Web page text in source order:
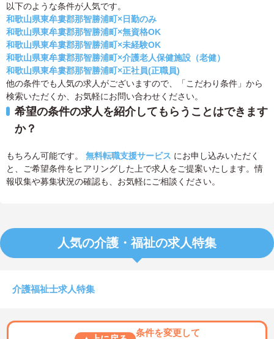
以下のような条件が人気です。
和歌山県東牟婁郡那智勝浦町×日勤のみ
和歌山県東牟婁郡那智勝浦町×無資格OK
和歌山県東牟婁郡那智勝浦町×未経験OK
和歌山県東牟婁郡那智勝浦町×介護老人保健施設（老健）
和歌山県東牟婁郡那智勝浦町×正社員(正職員)
他の条件でも人気の求人がございますので、「こだわり条件」から
検索いただくか、お気軽にお問い合わせください。
希望の条件の求人を紹介してもらうことはできます
か？
もちろん可能です。 無料転職支援サービス にお申し込みいただく
と、ご希望条件をヒアリングした上で求人をご提案いたします。情
報収集や募集状況の確認も、お気軽にご相談ください。
人気の介護・福祉の求人特集
介護福祉士求人特集
条件を変更して